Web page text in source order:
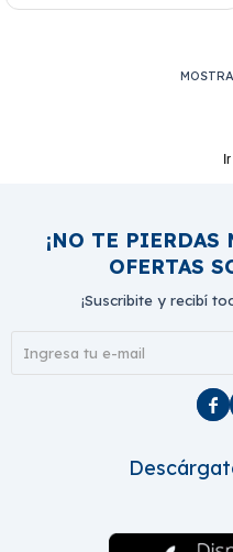
¡NO TE PIERDAS
OFERTAS
¡Suscribite y recibí
